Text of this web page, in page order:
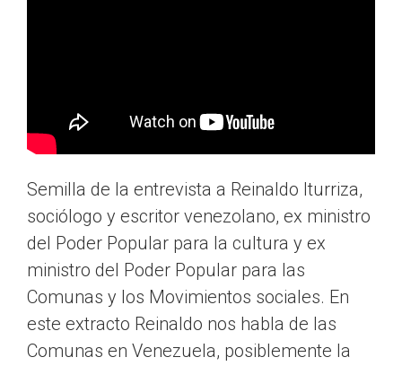
Semilla de la entrevista a Reinaldo Iturriza,
sociólogo y escritor venezolano, ex ministro
del Poder Popular para la cultura y ex
ministro del Poder Popular para las
Comunas y los Movimientos sociales. En
este extracto Reinaldo nos habla de las
Comunas en Venezuela, posiblemente la